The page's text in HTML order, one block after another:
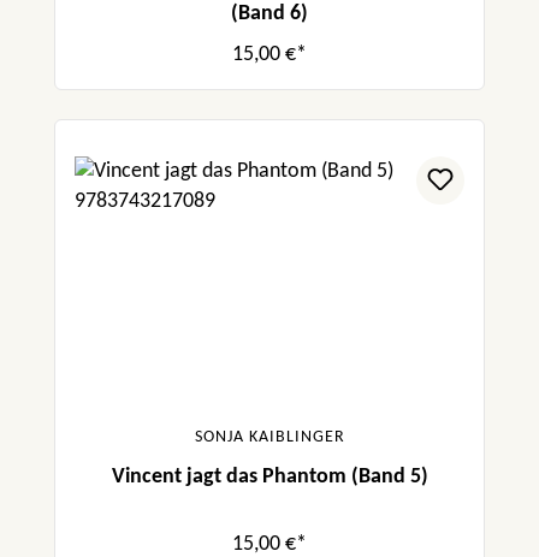
(Band 6)
15,00 €*
SONJA KAIBLINGER
Vincent jagt das Phantom (Band 5)
15,00 €*